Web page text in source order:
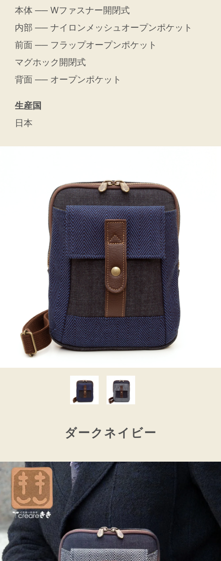
本体 ── Wファスナー開閉式
内部 ── ナイロンメッシュオープンポケット
前面 ── フラップオープンポケット
マグホック開閉式
背面 ── オープンポケット
生産国
日本
ダークネイビー